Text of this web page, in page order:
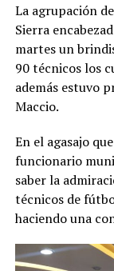
La agrupación
Sierra
martes un
90 técnicos los
además estuvo
Maccio.
En el agasajo
funcionario
saber la
técnicos de
haciendo una